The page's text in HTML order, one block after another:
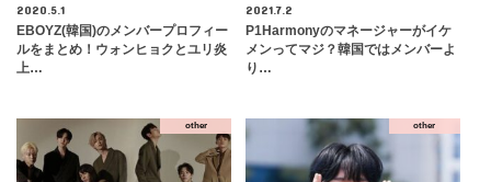
2020.5.1
EBOYZ(韓国)のメンバープロフィー
ルをまとめ！ウォンヒョクとユリ炎
上…
2021.7.2
P1Harmonyのマネージャーがイケ
メンってマジ？韓国ではメンバーよ
り…
other other